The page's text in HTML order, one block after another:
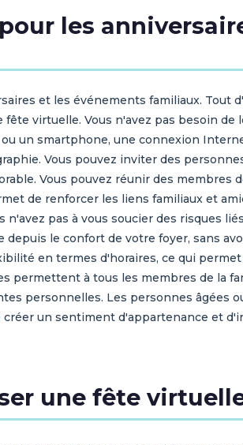
les
et les événements familiaux. Tout
virtuelle. Vous n'avez pas besoin de
un smartphone, une connexion
Vous pouvez inviter des
Vous pouvez réunir des membres
de renforcer les liens familiaux et
pas à vous soucier des risques
le confort de votre foyer, sans
en termes d'horaires, ce qui
permettent à tous les membres de la
personnelles. Les personnes âgées
un sentiment d'appartenance et
une fête